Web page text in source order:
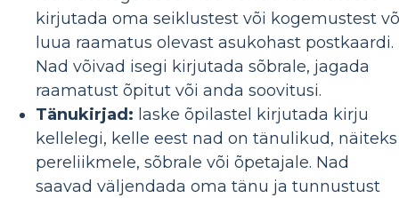
kirjutada oma seiklustest või kogemustest
luua raamatus olevast asukohast postkaardi.
Nad võivad isegi kirjutada sõbrale, jagada
raamatust õpitut või anda soovitusi.
Tänukirjad: laske õpilastel kirjutada kirju
kellelegi, kelle eest nad on tänulikud, näiteks
pereliikmele, sõbrale või õpetajale. Nad
saavad väljendada oma tänu ja tunnustust